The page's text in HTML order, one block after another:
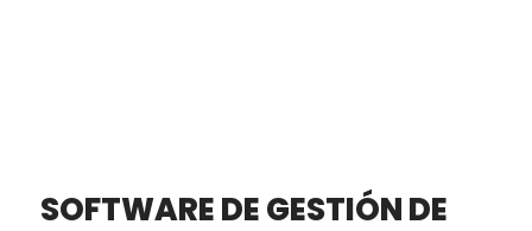
SOFTWARE DE GESTIÓN DE